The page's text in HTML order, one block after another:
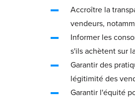
Accroître la
vendeurs,
Informer les
s'ils achètent sur
Garantir des
légitimité des
Garantir l'équité